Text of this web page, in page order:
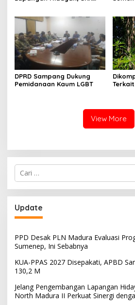
Nelayan Sampang
DPRD Sampang Dukung
Pemidanaan Kaum LGBT
View More
Cari
untuk:
Update
PPD Desak PLN Madura Evaluasi
Sumenep, Ini Sebabnya
KUA-PPAS 2027 Disepakati, APBD
130,2 M
Jelang Pengembangan Lapangan
North Madura II Perkuat Sinergi